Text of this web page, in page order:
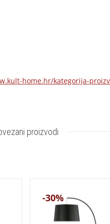
home.hr/kategorija-
proizvodi
-30%